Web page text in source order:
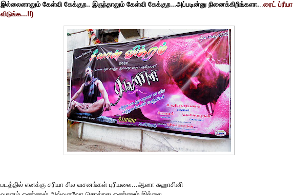
இல்லைனாலும் கேள்வி கேக்குற.. இருந்தாலும் கேள்வி கேக்குற...அப்படின்னு நினைக்கிறிங்களா...ரைட் ப்ரீயா
விடுங்க...!!)
படத்தில் எனக்கு சரியா சில வசனங்கள் புரியலை...ஆனா சுஹாசினி